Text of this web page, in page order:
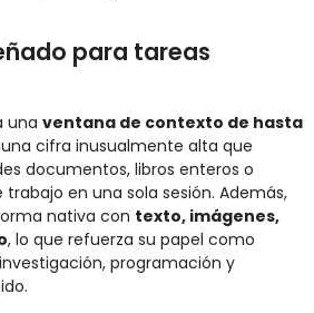
para tareas
una ventana de contexto de hasta
cifra inusualmente alta que
documentos, libros enteros o
en una sola sesión. Además,
nativa con texto, imágenes,
, lo que refuerza su papel como
programación y